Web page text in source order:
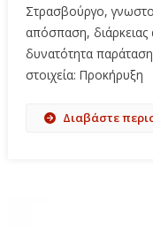
Στρασβούργο,
απόσπαση, διάρκειας
δυνατότητα
στοιχεία:
Διαβάστε